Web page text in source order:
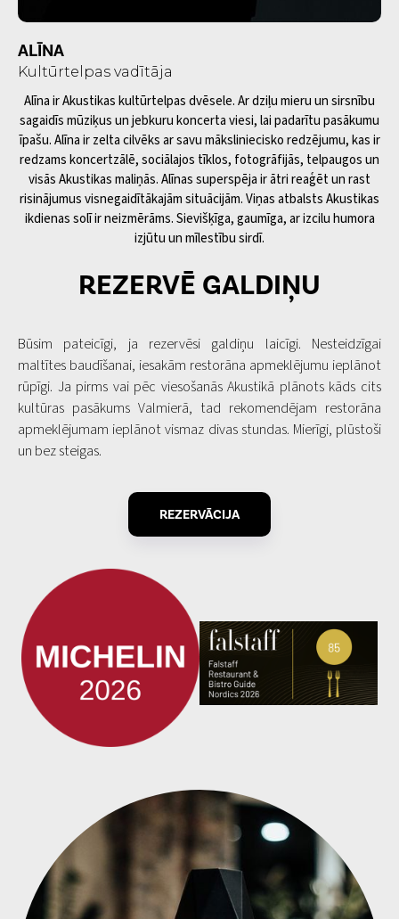
ALĪNA
Kultūrtelpas vadītāja
Alīna ir Akustikas kultūrtelpas dvēsele. Ar dziļu mieru un sirsnību
sagaidīs mūziķus un jebkuru koncerta viesi, lai padarītu pasākumu
īpašu. Alīna ir zelta cilvēks ar savu māksliniecisko redzējumu, kas ir
redzams koncertzālē, sociālajos tīklos, fotogrāfijās, telpaugos un
visās Akustikas maliņās. Alīnas superspēja ir ātri reaģēt un rast
risinājumus visnegaidītākajām situācijām. Viņas atbalsts Akustikas
ikdienas solī ir neizmērāms. Sievišķīga, gaumīga, ar izcilu humora
izjūtu un mīlestību sirdī.
REZERVĒ GALDIŅU
Būsim pateicīgi, ja rezervēsi galdiņu laicīgi. Nesteidzīgai
maltītes baudīšanai, iesakām restorāna apmeklējumu ieplānot
rūpīgi. Ja pirms vai pēc viesošanās Akustikā plānots kāds cits
kultūras pasākums Valmierā, tad rekomendējam restorāna
apmeklējumam ieplānot vismaz divas stundas. Mierīgi, plūstoši
un bez steigas.
REZERVĀCIJA